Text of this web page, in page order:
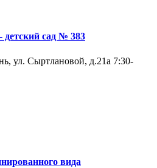
детский сад № 383
ул. Сыртлановой, д.21а 7:30-
вида